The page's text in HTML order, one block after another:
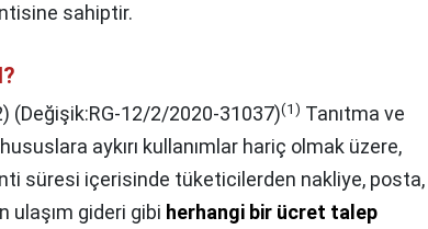
sahiptir.
(Değişik:RG-12/2/2020-31037)(1) Tanıtma ve
aykırı kullanımlar hariç olmak üzere,
süresi içerisinde tüketicilerden nakliye, posta,
ulaşım gideri gibi herhangi bir ücret talep